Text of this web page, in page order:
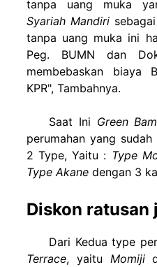
tanpa uang muka
Syariah Mandiri
tanpa uang muka ini
Peg. BUMN dan
membebaskan biaya
KPR", Tambahnya.
Saat Ini Green
perumahan yang
2 Type, Yaitu : Type
Type Akane dengan 3
Diskon ratusan
Dari Kedua type
Terrace, yaitu Momiji